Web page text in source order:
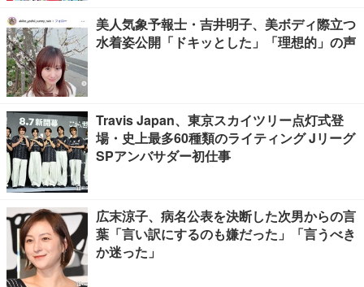
美人気象予報士・吉井明子、美ボディ際立つ
水着姿公開「ドキッとした」「理想的」の声
Travis Japan、東京スカイツリー点灯式登
場・史上最多60種類のライティング Jリーグ
SPアンバサダー初仕事
広末涼子、病名公表を決断した次男からの言
葉「言い訳にするのも嫌だった」「言うべき
か迷った」